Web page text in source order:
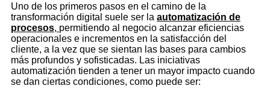
Uno de los primeros pasos en el camino de la
transformación digital suele ser la automatización de
procesos, permitiendo al negocio alcanzar eficiencias
operacionales e incrementos en la satisfacción del
cliente, a la vez que se sientan las bases para cambios
más profundos y sofisticadas. Las iniciativas
automatización tienden a tener un mayor impacto cuando
se dan ciertas condiciones, como puede ser: